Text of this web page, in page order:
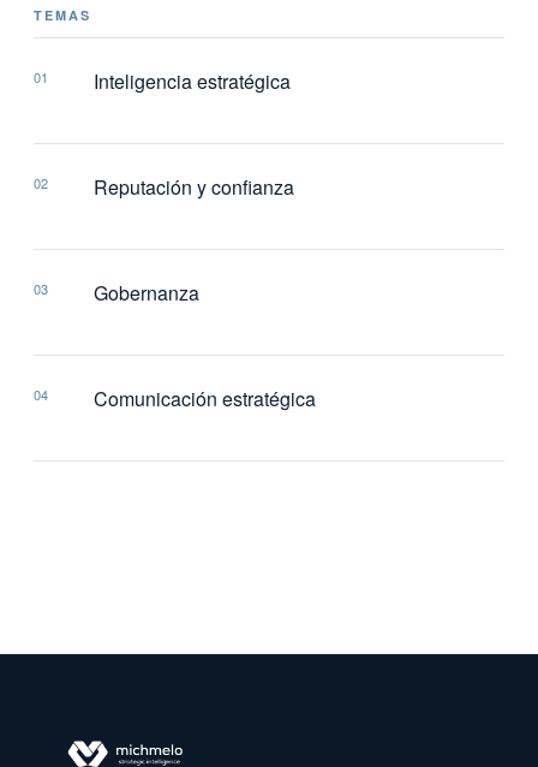
TEMAS
01 Inteligencia estratégica
02 Reputación y confianza
03 Gobernanza
04 Comunicación estratégica